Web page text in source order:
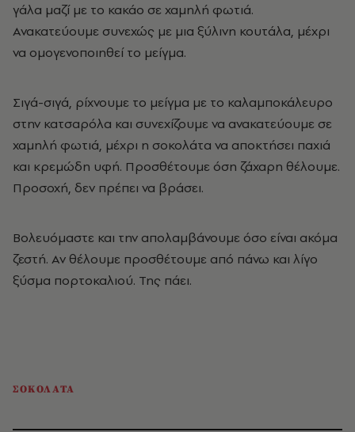
γάλα μαζί με το κακάο σε χαμηλή φωτιά.
Ανακατεύουμε συνεχώς με μια ξύλινη κουτάλα, μέχρι
να ομογενοποιηθεί το μείγμα.
Σιγά-σιγά, ρίχνουμε το μείγμα με το καλαμποκάλευρο
στην κατσαρόλα και συνεχίζουμε να ανακατεύουμε σε
χαμηλή φωτιά, μέχρι η σοκολάτα να αποκτήσει παχιά
και κρεμώδη υφή. Προσθέτουμε όση ζάχαρη θέλουμε.
Προσοχή, δεν πρέπει να βράσει.
Βολευόμαστε και την απολαμβάνουμε όσο είναι ακόμα
ζεστή. Αν θέλουμε προσθέτουμε από πάνω και λίγο
ξύσμα πορτοκαλιού. Της πάει.
ΣΟΚΟΛΑΤΑ